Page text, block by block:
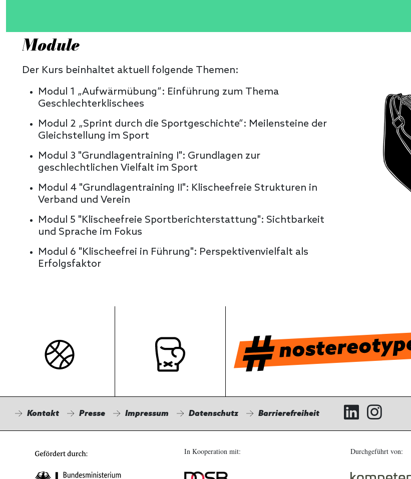
Module
Der Kurs beinhaltet aktuell folgende Themen:
Modul 1 „Aufwärmübung“: Einführung zum Thema
Geschlechterklischees
Modul 2 „Sprint durch die Sportgeschichte“: Meilensteine der
Gleichstellung im Sport
Modul 3 "Grundlagentraining I": Grundlagen zur
geschlechtlichen Vielfalt im Sport
Modul 4 "Grundlagentraining II": Klischeefreie Strukturen in
Verband und Verein
Modul 5 "Klischeefreie Sportberichterstattung": Sichtbarkeit
und Sprache im Fokus
Modul 6 "Klischeefrei in Führung": Perspektivenvielfalt als
Erfolgsfaktor
Kontakt Presse Impressum Datenschutz Barrierefreiheit
In Kooperation mit: Durchgeführt von: